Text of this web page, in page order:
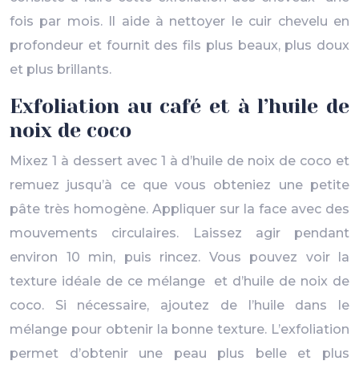
fois par mois. Il aide à nettoyer le cuir chevelu en
profondeur et fournit des fils plus beaux, plus doux
et plus brillants.
Exfoliation au café et à l’huile de
noix de coco
Mixez 1 à dessert avec 1 à d’huile de noix de coco et
remuez jusqu’à ce que vous obteniez une petite
pâte très homogène. Appliquer sur la face avec des
mouvements circulaires. Laissez agir pendant
environ 10 min, puis rincez. Vous pouvez voir la
texture idéale de ce mélange et d’huile de noix de
coco. Si nécessaire, ajoutez de l’huile dans le
mélange pour obtenir la bonne texture. L’exfoliation
permet d’obtenir une peau plus belle et plus